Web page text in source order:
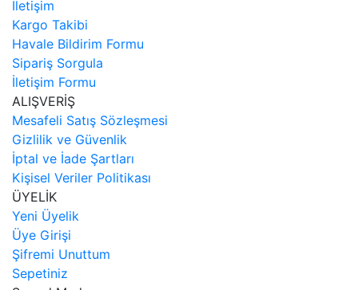
İletişim
Kargo Takibi
Havale Bildirim Formu
Sipariş Sorgula
İletişim Formu
ALIŞVERİŞ
Mesafeli Satış Sözleşmesi
Gizlilik ve Güvenlik
İptal ve İade Şartları
Kişisel Veriler Politikası
ÜYELİK
Yeni Üyelik
Üye Girişi
Şifremi Unuttum
Sepetiniz